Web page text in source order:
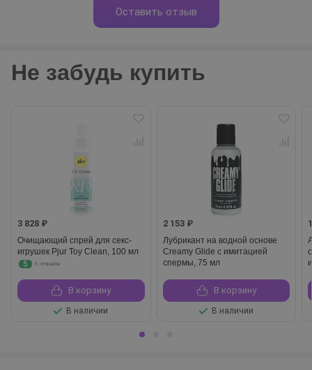
Оставить отзыв
Не забудь купить
3 828 ₽
Очищающий спрей для секс-
игрушек Pjur Toy Clean, 100 мл
5
5 отзывов
В корзину
В наличии
2 153 ₽
Лубрикант на водной основе
Creamy Glide с имитацией
спермы, 75 мл
В корзину
В наличии